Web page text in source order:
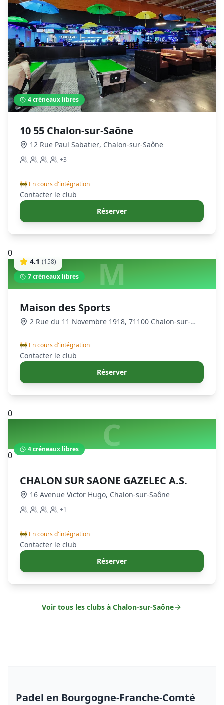
4créneaux libres
10 55 Chalon-sur-Saône
12 Rue Paul Sabatier, Chalon-sur-Saône
+3
🚧 En cours d'intégration
Contacter le club
Réserver
0
M
4.1 (158)
7créneaux libres
Maison des Sports
2 Rue du 11 Novembre 1918, 71100 Chalon-sur-
🚧 En cours d'intégration
Contacter le club
Réserver
0
C
0
4créneaux libres
CHALON SUR SAONE GAZELEC A.S.
16 Avenue Victor Hugo, Chalon-sur-Saône
+1
🚧 En cours d'intégration
Contacter le club
Réserver
Voir tous les clubs à Chalon-sur-Saône
Padel en Bourgogne-Franche-Comté